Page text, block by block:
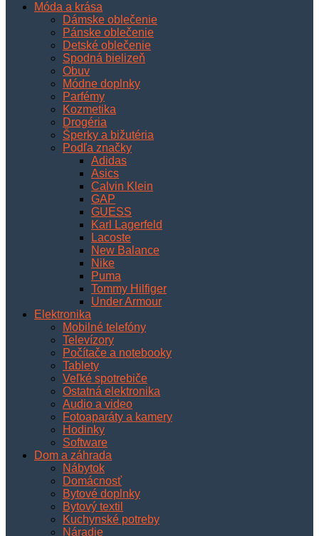
Móda a krása
Dámske oblečenie
Pánske oblečenie
Detské oblečenie
Spodná bielizeň
Obuv
Módne doplnky
Parfémy
Kozmetika
Drogéria
Šperky a bižutéria
Podľa značky
Adidas
Asics
Calvin Klein
GAP
GUESS
Karl Lagerfeld
Lacoste
New Balance
Nike
Puma
Tommy Hilfiger
Under Armour
Elektronika
Mobilné telefóny
Televízory
Počítače a notebooky
Tablety
Veľké spotrebiče
Ostatná elektronika
Audio a video
Fotoaparáty a kamery
Hodinky
Software
Dom a záhrada
Nábytok
Domácnosť
Bytové doplnky
Bytový textil
Kuchynské potreby
Náradie